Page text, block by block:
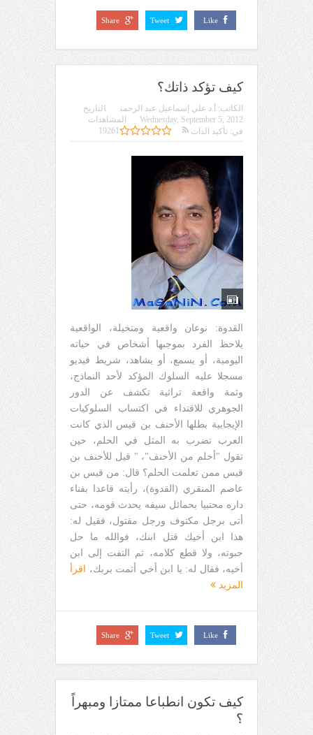
Like
Tweet
Share
كيف تؤكد ذاتك؟
الكاتب: أ.د علي إسماعيل عبد الرحمن
التاريخ
Wednesday, September 5, 2012
في: تأكيد الذات
المشاهدات
19261
القدوة: نوعان واقعية ومتخيلة، الواقعية
يلاحظ الفرد بموجبها أشخاص في حياته
اليومية، أو يسمع، أو يشاهد، شريط فيديو
مسجلا عليه السلوك المؤكد لأحد النماذج،
وثمة واقعة تراثية تكشف عن الدور
الجوهري للاقتداء في اكتساب السلوكيات
الإيجابية بطلها الأحنف بن قيس الذي كانت
العرب تضرب به المثل في الحلم، حين
تقول "أحلم من الأحنف"، " قيل للأحنف بن
قيس ممن تعلمت الحلم؟ قال: من قيس بن
عاصم المنقري (القدوة)، رأيته قاعدا بفناء
داره محتبيا بحمائل سيفه يحدث قومه، حتى
أتى برجل مكتوف ورجل مقتول، فقيل له:
هذا ابن أخيك قتل ابنك، فوالله ما حل
حبوته، ولا قطع كلامه، ثم التفت إلى ابن
أخيه، فقال له: يا ابن أخي أثمت بربك،
اقرأ
المزيد
Like
Tweet
Share
كيف تكون انطباعا ممتازا ومبهراً
؟